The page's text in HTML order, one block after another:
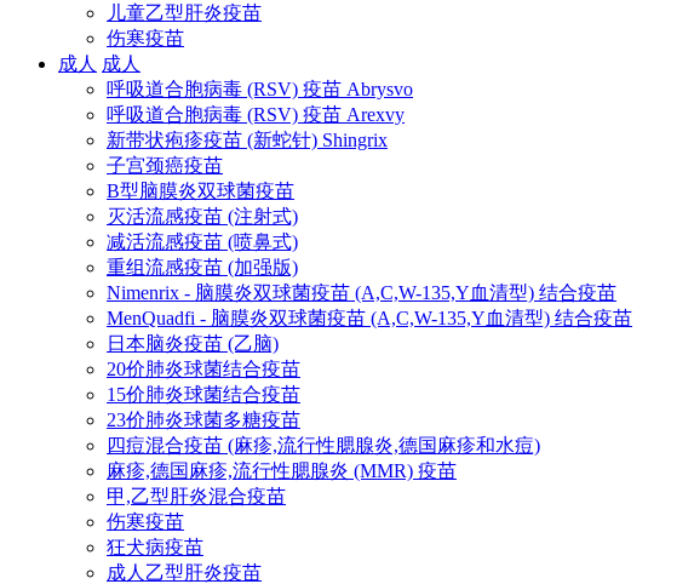
儿童乙型肝炎疫苗
伤寒疫苗
成人 成人
呼吸道合胞病毒 (RSV) 疫苗 Abrysvo
呼吸道合胞病毒 (RSV) 疫苗 Arexvy
新带状疱疹疫苗 (新蛇针) Shingrix
子宫颈癌疫苗
B型脑膜炎双球菌疫苗
灭活流感疫苗 (注射式)
减活流感疫苗 (喷鼻式)
重组流感疫苗 (加强版)
Nimenrix - 脑膜炎双球菌疫苗 (A,C,W-135,Y血清型) 结合疫苗
MenQuadfi - 脑膜炎双球菌疫苗 (A,C,W-135,Y血清型) 结合疫苗
日本脑炎疫苗 (乙脑)
20价肺炎球菌结合疫苗
15价肺炎球菌结合疫苗
23价肺炎球菌多糖疫苗
四痘混合疫苗 (麻疹,流行性腮腺炎,德国麻疹和水痘)
麻疹,德国麻疹,流行性腮腺炎 (MMR) 疫苗
甲,乙型肝炎混合疫苗
伤寒疫苗
狂犬病疫苗
成人乙型肝炎疫苗